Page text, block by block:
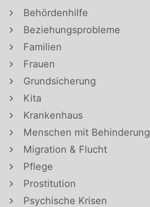
Behördenhilfe
Beziehungsprobleme
Familien
Frauen
Grundsicherung
Kita
Krankenhaus
Menschen mit Behinderung
Migration & Flucht
Pflege
Prostitution
Psychische Krisen